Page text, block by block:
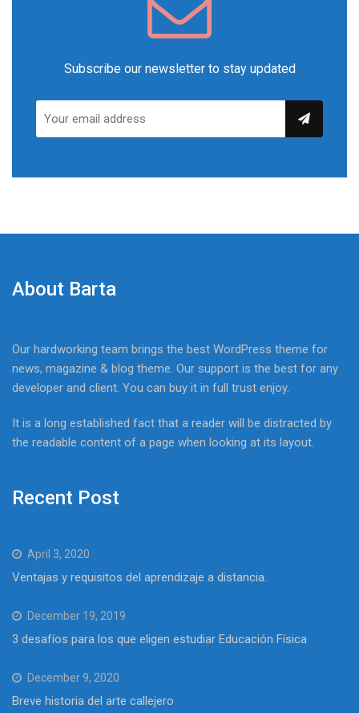
Subscribe our newsletter to stay updated
About Barta
Our hardworking team brings the best WordPress theme for
news, magazine & blog theme. Our support is the best for any
developer and client. You can buy it in full trust enjoy.
It is a long established fact that a reader will be distracted by
the readable content of a page when looking at its layout.
Recent Post
April 3, 2020
Ventajas y requisitos del aprendizaje a distancia.
December 19, 2019
3 desafíos para los que eligen estudiar Educación Física
December 9, 2020
Breve historia del arte callejero